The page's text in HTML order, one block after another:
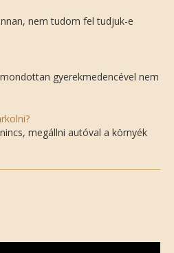
nem tudom fel tudjuk-e
gyerekmedencével nem
megállni autóval a környék